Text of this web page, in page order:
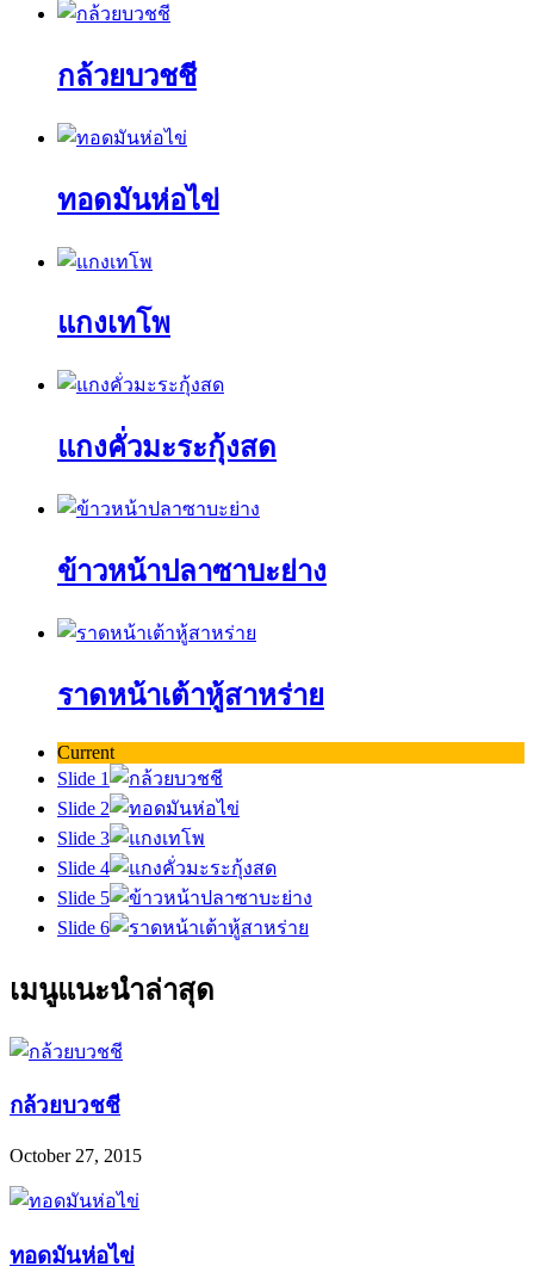
กล้วยบวชชี
ทอดมันห่อไข่
แกงเทโพ
แกงคั่วมะระกุ้งสด
ข้าวหน้าปลาซาบะย่าง
ราดหน้าเต้าหู้สาหร่าย
Current
Slide 1
Slide 2
Slide 3
Slide 4
Slide 5
Slide 6
เมนูแนะนำล่าสุด
กล้วยบวชชี
October 27, 2015
ทอดมันห่อไข่